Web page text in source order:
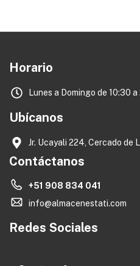
Horario
Lunes a Domingo de 10:30 a
Ubícanos
Jr. Ucayali 224, Cercado de
Contáctanos
+51 908 834 041
info@almacenestati.com
Redes Sociales